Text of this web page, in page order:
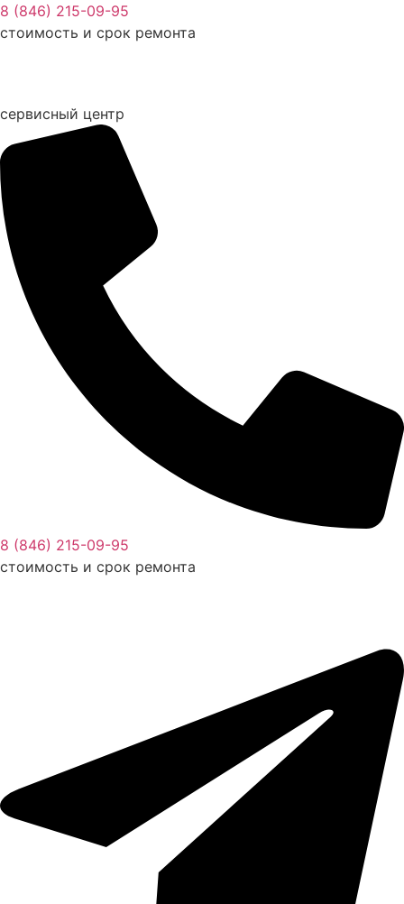
Перейти
к
8 (846) 215-09-95
стоимость и срок ремонта
сервисный центр
8 (846) 215-09-95
стоимость и срок ремонта